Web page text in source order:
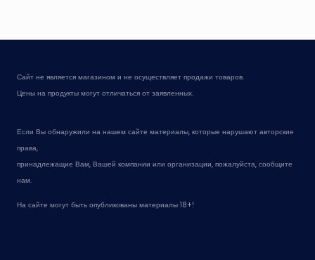
Сайт не является магазином и не осуществляет продажи товаров.
Цены на продукты могут отличаться от заявленных.
Если Вы обнаружили на нашем сайте материалы, которые нарушают авторские
права,
принадлежащие Вам, Вашей компании или организации, пожалуйста, сообщите
нам.
На сайте могут быть опубликованы материалы 18+!